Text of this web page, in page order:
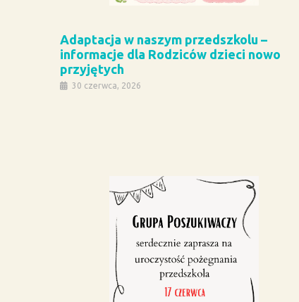
Adaptacja w naszym przedszkolu –
informacje dla Rodziców dzieci nowo
przyjętych
30 czerwca, 2026